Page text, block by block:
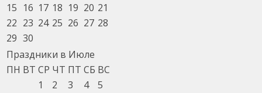
15 16 17 18 19 20 21
22 23 24 25 26 27 28
29 30
Праздники в Июле
ПН ВТ СР ЧТ ПТ СБ ВС
1
2 3 4
5